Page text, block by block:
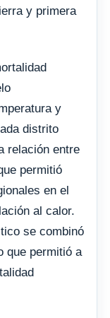
y primera
y
distrito
relación entre
permitió
en el
al calor.
se combinó
que permitió a